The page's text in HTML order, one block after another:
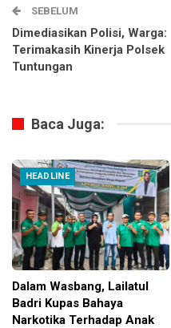
SEBELUM
Dimediasikan Polisi, Warga:
Terimakasih Kinerja Polsek
Tuntungan
Baca Juga:
HEADLINE
Dalam Wasbang, Lailatul
Badri Kupas Bahaya
Narkotika Terhadap Anak